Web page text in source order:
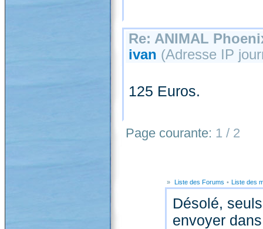
Re: ANIMAL
ivan (Adresse IP
125 Euros.
Page courante: 1 / 2
» Liste des Forums • Liste des
Désolé,
envoyer